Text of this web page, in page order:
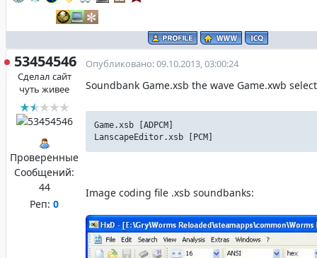
53454546
Сделал сайт
чуть живее
Проверенные
Сообщений:
44
Реп: 0
Опубликовано: 09.10.2013, 03:00:24
Soundbank Game.xsb the wave Game.xwb
Game.xsb [ADPCM]
LanscapeEditor.xsb [PCM]
Image coding file .xsb soundbanks: